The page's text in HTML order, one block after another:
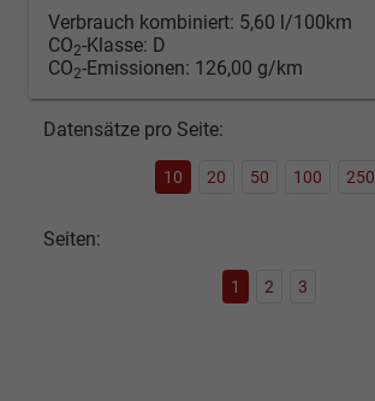
Verbrauch kombiniert: 5,60 l/100km
CO2-Klasse: D
CO2-Emissionen: 126,00 g/km
Datensätze pro Seite:
10 20 50 100 250
Seiten:
1 2 3